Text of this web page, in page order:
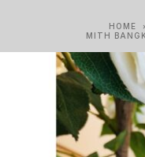
HOME
MITH